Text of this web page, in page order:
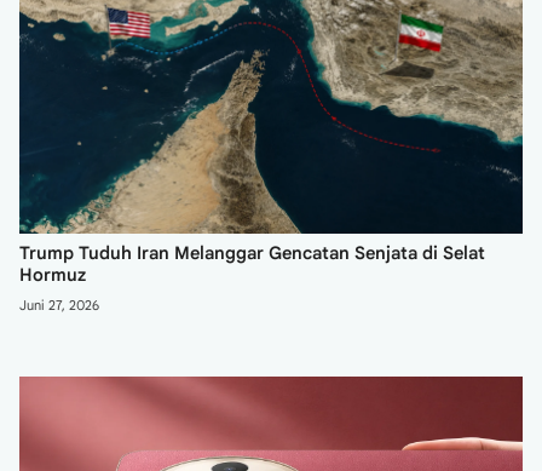
Trump Tuduh Iran Melanggar Gencatan Senjata di Selat
Hormuz
Juni 27, 2026